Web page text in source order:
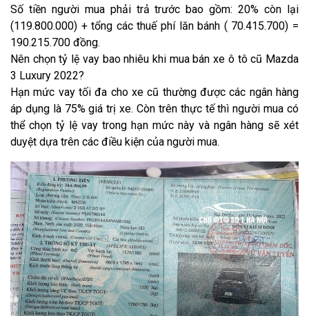
Số tiền người mua phải trả trước bao gồm: 20% còn lại
(119.800.000) + tổng các thuế phí lăn bánh ( 70.415.700) =
190.215.700 đồng.
Nên chọn tỷ lệ vay bao nhiêu khi mua bán xe ô tô cũ Mazda
3 Luxury 2022?
Hạn mức vay tối đa cho xe cũ thường được các ngân hàng
áp dụng là 75% giá trị xe. Còn trên thực tế thì người mua có
thể chọn tỷ lệ vay trong hạn mức này và ngân hàng sẽ xét
duyệt dựa trên các điều kiện của người mua.